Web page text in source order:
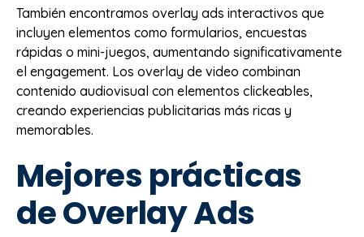
También encontramos overlay ads interactivos que
incluyen elementos como formularios, encuestas
rápidas o mini-juegos, aumentando significativamente
el engagement. Los overlay de video combinan
contenido audiovisual con elementos clickeables,
creando experiencias publicitarias más ricas y
memorables.
Mejores prácticas
de Overlay Ads